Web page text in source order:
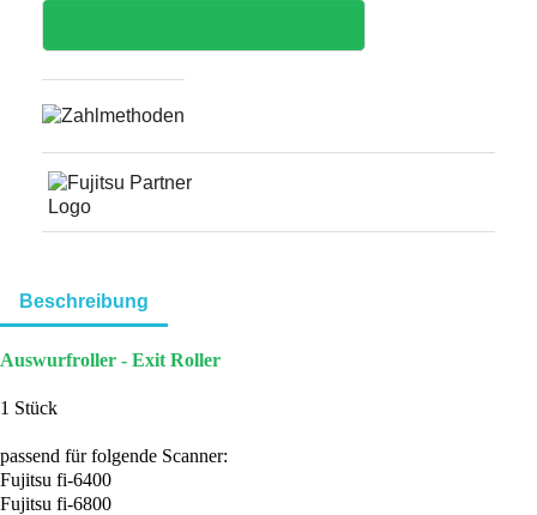
Beschreibung
Auswurfroller - Exit Roller
1 Stück
passend für folgende Scanner:
Fujitsu fi-6400
Fujitsu fi-6800